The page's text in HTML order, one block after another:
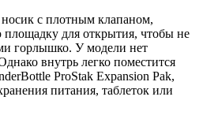
с плотным клапаном,
для открытия, чтобы не
горлышко. У модели нет
внутрь легко поместится
ProStak Expansion Pak,
питания, таблеток или